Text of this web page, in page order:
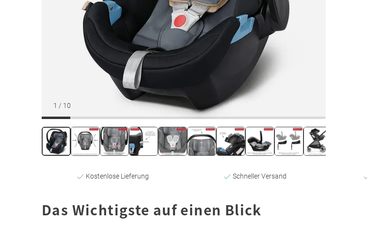
1 / 10
Kostenlose Lieferung Schneller Versand
Das Wichtigste auf einen Blick